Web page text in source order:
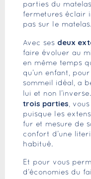
parties du
fermetures éclair
pas sur le matelas.
Avec ses deux
faire évoluer au
en même temps
qu’un enfant,
sommeil idéal, a
lui et non
trois parties ,
puisque les
fur et mesure de
confort d’une
habitué.
Et pour vous
d’économies du